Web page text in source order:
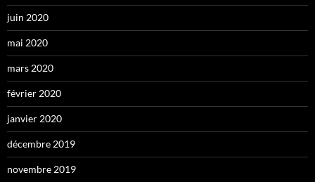
juin 2020
mai 2020
mars 2020
février 2020
janvier 2020
décembre 2019
novembre 2019